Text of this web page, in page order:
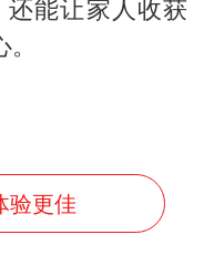
能让家人收获
验更佳